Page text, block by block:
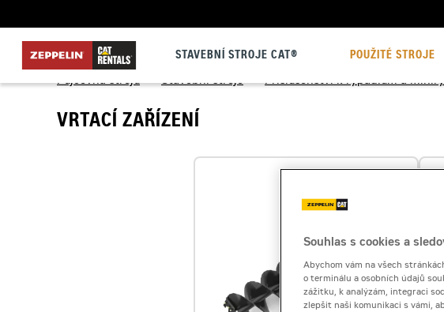
STAVEBNÍ STROJE CAT® POUŽITÉ STROJE
Půjčovna strojů > Stavební stroje > Příslušenství k rýpadlům a
VRTACÍ ZAŘÍZENÍ
Souhlas s cookies a
Abychom vám na všech
o terminálu a osobních údajů
zážitku, k analýzám, integraci
zlepšit naši komunikaci s vámi,